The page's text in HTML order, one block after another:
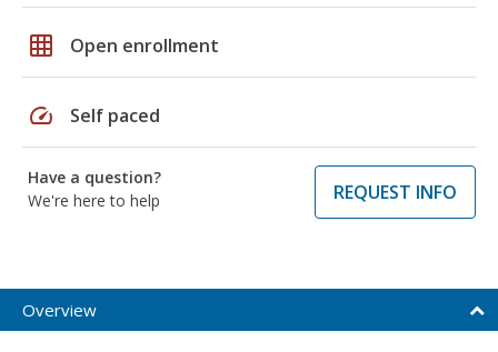
grid_on Open enrollment
speed Self paced
Have a question?
We're here to help
REQUEST INFO
Overview